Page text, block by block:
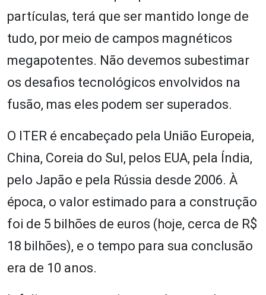
partículas, terá que ser mantido longe de
tudo, por meio de campos magnéticos
megapotentes. Não devemos subestimar
os desafios tecnológicos envolvidos na
fusão, mas eles podem ser superados.
O ITER é encabeçado pela União Europeia,
China, Coreia do Sul, pelos EUA, pela Índia,
pelo Japão e pela Rússia desde 2006. À
época, o valor estimado para a construção
foi de 5 bilhões de euros (hoje, cerca de R$
18 bilhões), e o tempo para sua conclusão
era de 10 anos.